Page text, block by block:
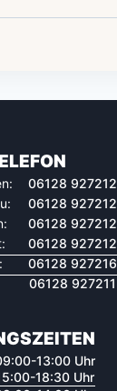
06128 927212
06128 927212
06128 927212
06128 927212
06128 927216
06128 927211
13:00 Uhr
18:30 Uhr